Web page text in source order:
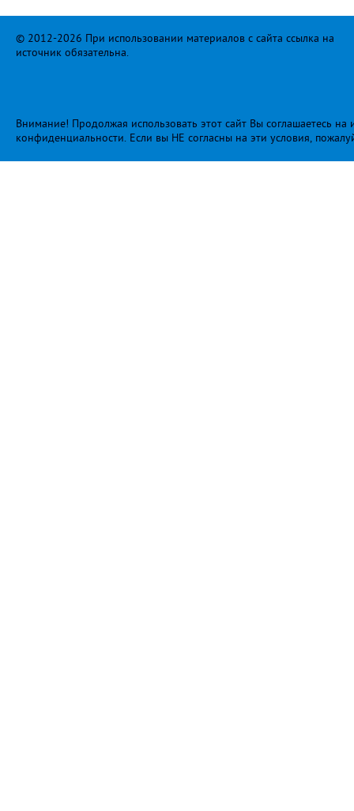
© 2012-2026 При использовании материалов с сайта ссылка на
источник обязательна.
Внимание! Продолжая использовать этот сайт Вы соглашаетесь
конфиденциальности. Если вы НЕ согласны на эти условия,